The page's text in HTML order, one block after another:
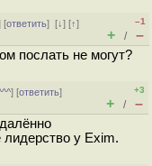
[ответить][↓] [↑]
–1
+ / –
послать не могут?
] [ответить]
+3
+ / –
у Exim.